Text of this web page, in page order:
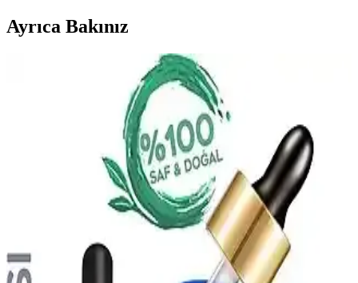
Ayrıca Bakınız
Afro Dynamic Parfüm: Uygun Fiyatlı ve Etkileyici
Kokusu ile Günlük Kullanım İçin Ideal
Afro Dynamic parfüm, uygun fiyatı ve etkileyici kokusuyla günlük
kullanım için ideal. Uzun süre dayanıklı, canlı ve çekici bir koku
deneyimi sunar, her mevsim ve ortamda tercih edilebilir.
Afrodizyak Etkili Parfümler: Cazibenizi Artıran
Doğal ve Çekici Kokular
Afrodizyak etkili parfümler, cinsel arzuyu ve çekiciliği artırmak için
doğal bileşenler ve özel notalar içerir. Doğru seçim ve kullanım ile
kişisel cazibenizi güçlendirebilirsiniz.